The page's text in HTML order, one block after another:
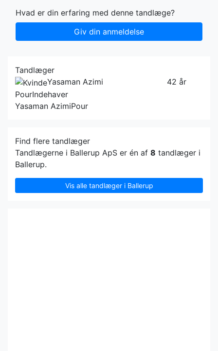
Hvad er din erfaring med denne tandlæge?
Giv din anmeldelse
Tandlæger
Yasaman Azimi
PourIndehaver
42 år
Yasaman AzimiPour
Find flere tandlæger
Tandlægerne i Ballerup ApS er én af 8 tandlæger i
Ballerup.
Vis alle tandlæger i Ballerup